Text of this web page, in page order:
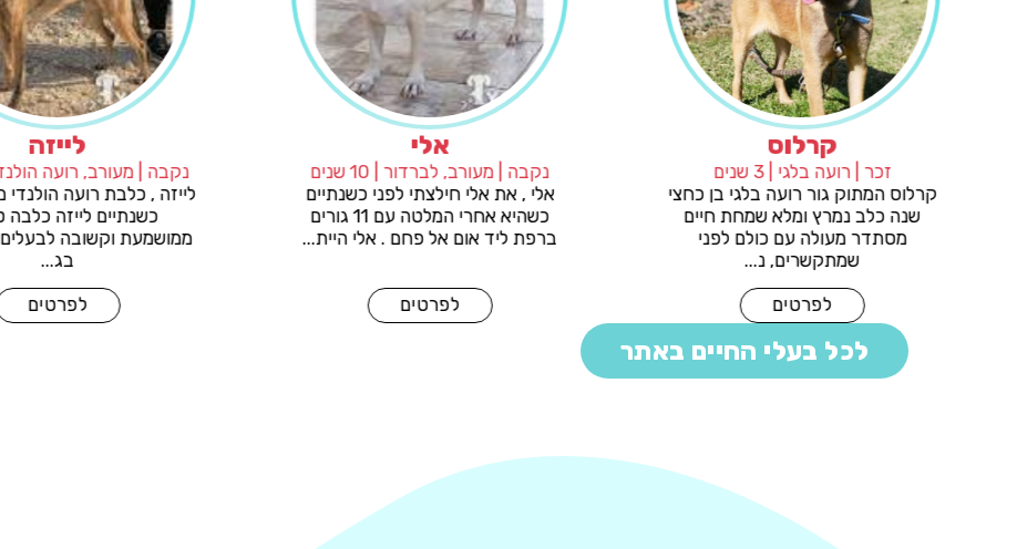
❤️ כלבה מעורבת בהמון
וחצי גאיה בגודל בינוני
גאיה מסתדרת מעולה עם
זכר | רועה בלגי | 3 שנים
קרלוס המתוק גור רועה בלגי בן כחצי
שנה כלב נמרץ ומלא שמחת חיים
מסתדר מעולה עם כולם לפני
נקבה | מעורב, לברדור | 10 שנים
אלי , את אלי חילצתי לפני כשנתיים
כשהיא אחרי המלטה עם 11 גורים
ברפת ליד אום אל פחם . אלי היית...
לכל בעלי החיים באתר